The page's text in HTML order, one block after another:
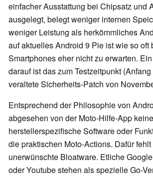
einfacher Ausstattung bei Chipsatz und
ausgelegt, belegt weniger internen
weniger Leistung als herkömmliches
auf aktuelles Android 9 Pie ist wie so oft
Smartphones eher nicht zu erwarten.
darauf ist das zum Testzeitpunkt
veraltete Sicherheits-Patch von
Entsprechend der Philosophie von
abgesehen von der Moto-Hilfe-App
herstellerspezifische Software oder
die praktischen Moto-Actions. Dafür fehlt
unerwünschte Bloatware. Etliche
oder Youtube stehen als spezielle Go-